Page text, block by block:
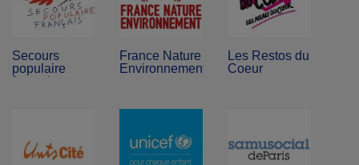
Secours
populaire
français
France Nature
Environnement
Les Restos du
Coeur